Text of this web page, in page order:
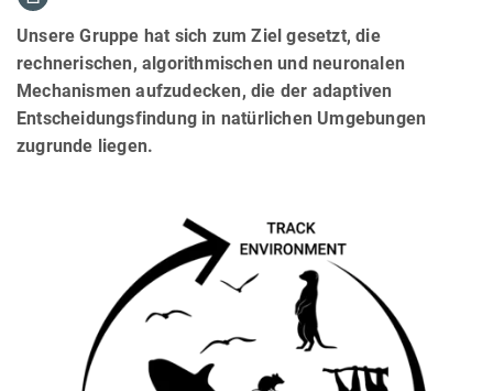
Unsere Gruppe hat sich zum Ziel gesetzt, die
rechnerischen, algorithmischen und neuronalen
Mechanismen aufzudecken, die der adaptiven
Entscheidungsfindung in natürlichen Umgebungen
zugrunde liegen.